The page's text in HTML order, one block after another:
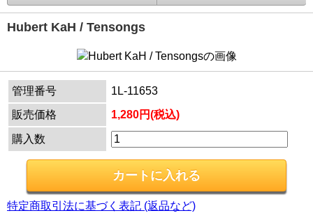
Hubert KaH / Tensongs
管理番号
1L-11653
販売価格
1,280円(税込)
購入数
特定商取引法に基づく表記 (返品など)